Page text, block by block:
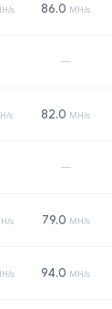
s 86.0 MH/s
—
s 82.0 MH/s
—
s 79.0 MH/s
s 94.0 MH/s